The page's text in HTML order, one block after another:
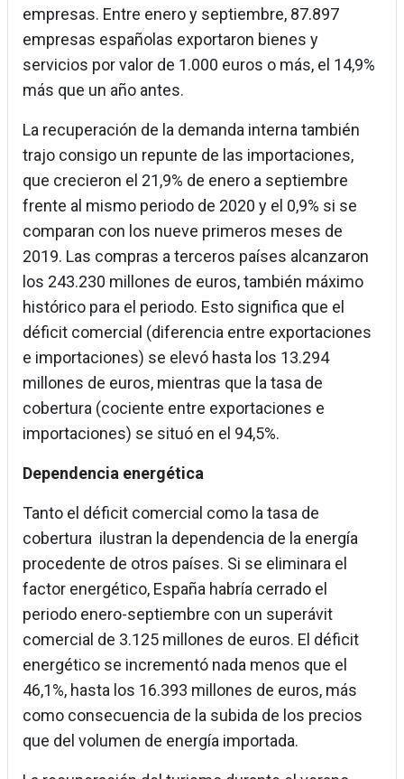
empresas. Entre enero y septiembre, 87.897
empresas españolas exportaron bienes y
servicios por valor de 1.000 euros o más, el 14,9%
más que un año antes.
La recuperación de la demanda interna también
trajo consigo un repunte de las importaciones,
que crecieron el 21,9% de enero a septiembre
frente al mismo periodo de 2020 y el 0,9% si se
comparan con los nueve primeros meses de
2019. Las compras a terceros países alcanzaron
los 243.230 millones de euros, también máximo
histórico para el periodo. Esto significa que el
déficit comercial (diferencia entre exportaciones
e importaciones) se elevó hasta los 13.294
millones de euros, mientras que la tasa de
cobertura (cociente entre exportaciones e
importaciones) se situó en el 94,5%.
Dependencia energética
Tanto el déficit comercial como la tasa de
cobertura ilustran la dependencia de la energía
procedente de otros países. Si se eliminara el
factor energético, España habría cerrado el
periodo enero-septiembre con un superávit
comercial de 3.125 millones de euros. El déficit
energético se incrementó nada menos que el
46,1%, hasta los 16.393 millones de euros, más
como consecuencia de la subida de los precios
que del volumen de energía importada.